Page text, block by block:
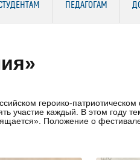
ПЕДАГОГАМ
героико-
участие каждый. В этом году
Положение о